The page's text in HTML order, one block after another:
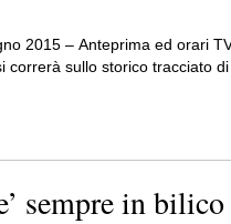
2015 – Anteprima ed orari
correrà sullo storico tracciato di
sempre in bilico